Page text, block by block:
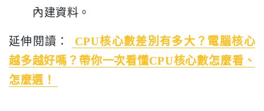
內建資料。
延伸閱讀：
CPU核心數差別有多大？電腦核心
越多越好嗎？帶你一次看懂CPU核心數怎麼看、
怎麼選！